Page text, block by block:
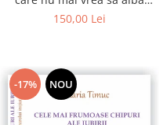
dreptate - Intoarcerea la
150,00 Lei
-17% NOU